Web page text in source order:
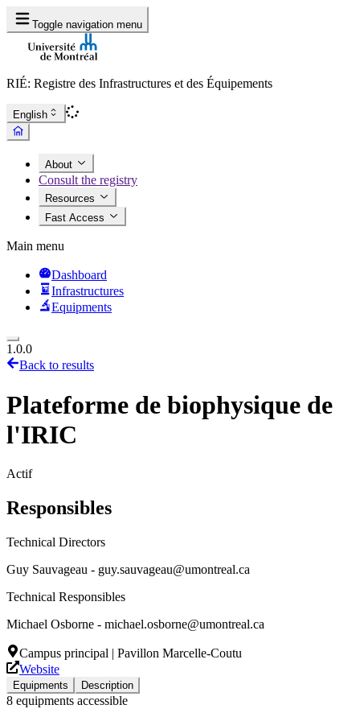
Toggle navigation menu
RIÉ: Registre des Infrastructures et des Équipements
English
About
Consult the registry
Resources
Fast Access
Main menu
Dashboard
Infrastructures
Equipments
1.0.0
Back to results
Plateforme de biophysique de
l'IRIC
Actif
Responsibles
Technical Directors
Guy Sauvageau - guy.sauvageau@umontreal.ca
Technical Responsibles
Michael Osborne - michael.osborne@umontreal.ca
Campus principal | Pavillon Marcelle-Coutu
Website
Equipments Description
8 equipments accessible